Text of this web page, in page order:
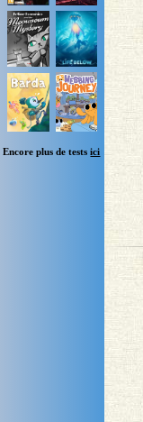
Encore plus de testsici